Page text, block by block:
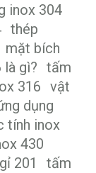
inox 304
thép
mặt bích
là gì? tấm
316 vật
dụng
tính inox
430
201
tấm